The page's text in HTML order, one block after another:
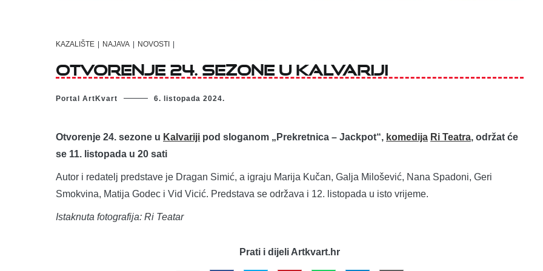
KAZALIŠTE NAJAVA NOVOSTI
Otvorenje 24. sezone u Kalvariji
Portal ArtKvart 6. listopada 2024.
Otvorenje 24. sezone u Kalvariji pod sloganom „Prekretnica – Jackpot“, komedija Ri Teatra, održat će
se 11. listopada u 20 sati
Autor i redatelj predstave je Dragan Simić, a igraju Marija Kučan, Galja Milošević, Nana Spadoni, Geri
Smokvina, Matija Godec i Vid Vicić. Predstava se održava i 12. listopada u isto vrijeme.
Istaknuta fotografija: Ri Teatar
Prati i dijeli Artkvart.hr